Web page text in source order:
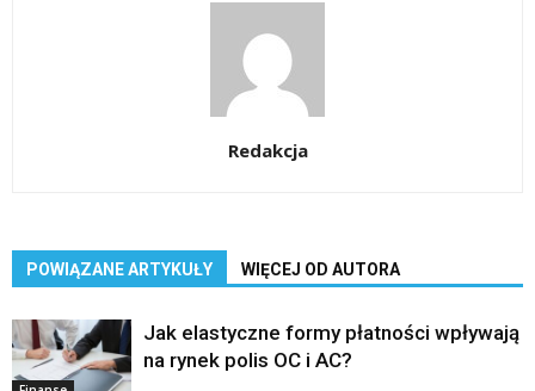
Redakcja
POWIĄZANE ARTYKUŁY WIĘCEJ OD AUTORA
Jak elastyczne formy płatności wpływają
na rynek polis OC i AC?